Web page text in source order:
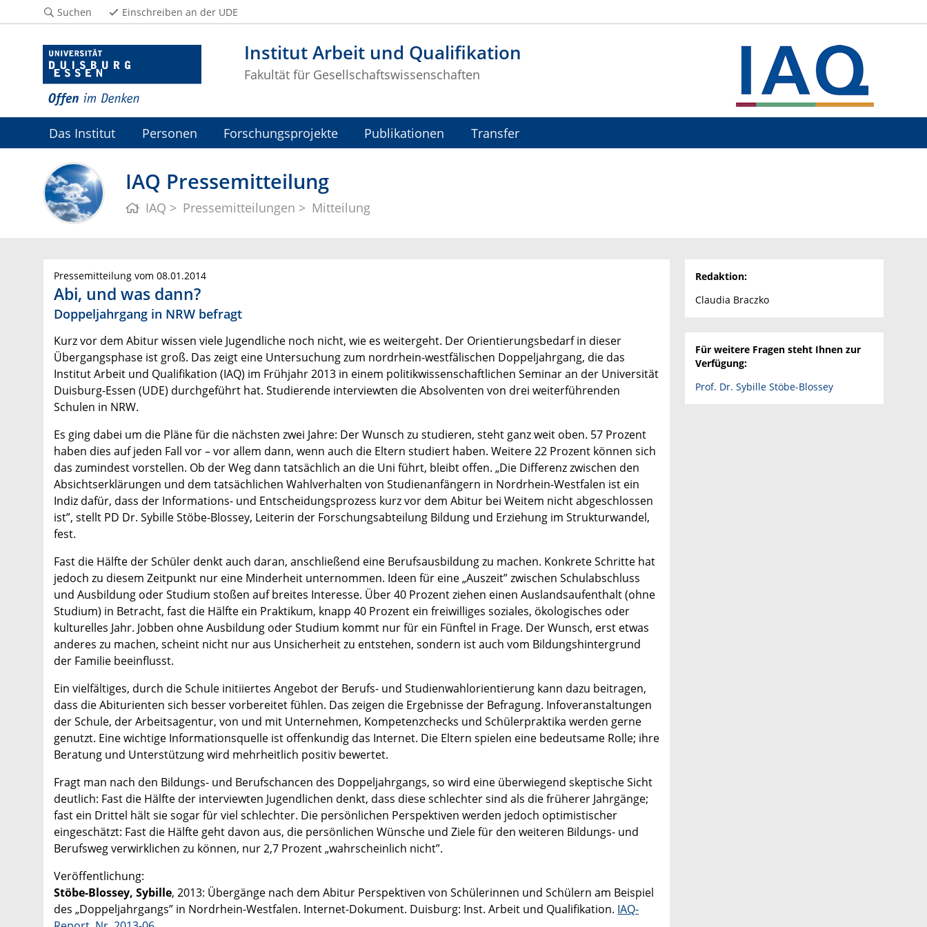
Institut Arbeit und Qualifikation
Fakultät für Gesellschaftswissenschaften
Suchen Einschreiben an der UDE
Das Institut Personen Forschungsprojekte Publikationen Transfer
IAQ Pressemitteilung
IAQ Pressemitteilungen Mitteilung
Pressemitteilung vom 08.01.2014
Abi, und was dann?
Doppeljahrgang in NRW befragt
Kurz vor dem Abitur wissen viele Jugendliche noch nicht, wie es weitergeht. Der Orientierungsbedarf in dieser
Übergangsphase ist groß. Das zeigt eine Untersuchung zum nordrhein-westfälischen Doppeljahrgang, die das
Institut Arbeit und Qualifikation (IAQ) im Frühjahr 2013 in einem politikwissenschaftlichen Seminar an der Universität
Duisburg-Essen (UDE) durchgeführt hat. Studierende interviewten die Absolventen von drei weiterführenden
Schulen in NRW.
Es ging dabei um die Pläne für die nächsten zwei Jahre: Der Wunsch zu studieren, steht ganz weit oben. 57 Prozent
haben dies auf jeden Fall vor – vor allem dann, wenn auch die Eltern studiert haben. Weitere 22 Prozent können sich
das zumindest vorstellen. Ob der Weg dann tatsächlich an die Uni führt, bleibt offen. „Die Differenz zwischen den
Absichtserklärungen und dem tatsächlichen Wahlverhalten von Studienanfängern in Nordrhein-Westfalen ist ein
Indiz dafür, dass der Informations- und Entscheidungsprozess kurz vor dem Abitur bei Weitem nicht abgeschlossen
ist”, stellt PD Dr. Sybille Stöbe-Blossey, Leiterin der Forschungsabteilung Bildung und Erziehung im Strukturwandel,
fest.
Fast die Hälfte der Schüler denkt auch daran, anschließend eine Berufsausbildung zu machen. Konkrete Schritte hat
jedoch zu diesem Zeitpunkt nur eine Minderheit unternommen. Ideen für eine „Auszeit” zwischen Schulabschluss
und Ausbildung oder Studium stoßen auf breites Interesse. Über 40 Prozent ziehen einen Auslandsaufenthalt (ohne
Studium) in Betracht, fast die Hälfte ein Praktikum, knapp 40 Prozent ein freiwilliges soziales, ökologisches oder
kulturelles Jahr. Jobben ohne Ausbildung oder Studium kommt nur für ein Fünftel in Frage. Der Wunsch, erst etwas
anderes zu machen, scheint nicht nur aus Unsicherheit zu entstehen, sondern ist auch vom Bildungshintergrund
der Familie beeinflusst.
Ein vielfältiges, durch die Schule initiiertes Angebot der Berufs- und Studienwahlorientierung kann dazu beitragen,
dass die Abiturienten sich besser vorbereitet fühlen. Das zeigen die Ergebnisse der Befragung. Infoveranstaltungen
der Schule, der Arbeitsagentur, von und mit Unternehmen, Kompetenzchecks und Schülerpraktika werden gerne
genutzt. Eine wichtige Informationsquelle ist offenkundig das Internet. Die Eltern spielen eine bedeutsame Rolle; ihre
Beratung und Unterstützung wird mehrheitlich positiv bewertet.
Fragt man nach den Bildungs- und Berufschancen des Doppeljahrgangs, so wird eine überwiegend skeptische Sicht
deutlich: Fast die Hälfte der interviewten Jugendlichen denkt, dass diese schlechter sind als die früherer Jahrgänge;
fast ein Drittel hält sie sogar für viel schlechter. Die persönlichen Perspektiven werden jedoch optimistischer
eingeschätzt: Fast die Hälfte geht davon aus, die persönlichen Wünsche und Ziele für den weiteren Bildungs- und
Berufsweg verwirklichen zu können, nur 2,7 Prozent „wahrscheinlich nicht”.
Veröffentlichung:
Stöbe-Blossey, Sybille, 2013: Übergänge nach dem Abitur Perspektiven von Schülerinnen und Schülern am Beispiel
des „Doppeljahrgangs” in Nordrhein-Westfalen. Internet-Dokument. Duisburg: Inst. Arbeit und Qualifikation. IAQ-
Redaktion:
Claudia Braczko
Für weitere Fragen steht Ihnen zur
Verfügung:
Prof. Dr. Sybille Stöbe-Blossey